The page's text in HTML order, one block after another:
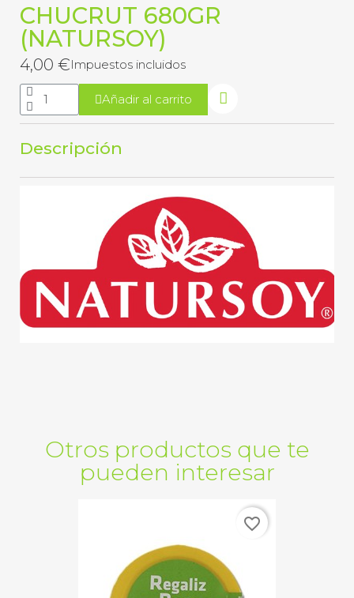
CHUCRUT 680GR
(NATURSOY)
4,00 €Impuestos incluidos
Añadir al carrito
Descripción
Otros productos que te
pueden interesar
favorite_border